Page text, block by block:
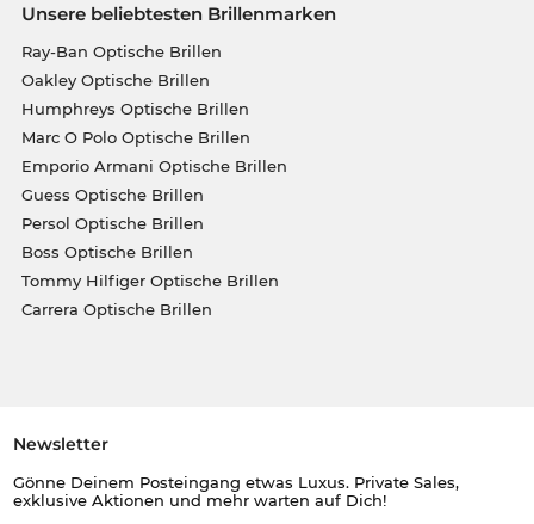
Unsere beliebtesten Brillenmarken
Ray-Ban Optische Brillen
Oakley Optische Brillen
Humphreys Optische Brillen
Marc O Polo Optische Brillen
Emporio Armani Optische Brillen
Guess Optische Brillen
Persol Optische Brillen
Boss Optische Brillen
Tommy Hilfiger Optische Brillen
Carrera Optische Brillen
Newsletter
Gönne Deinem Posteingang etwas Luxus. Private Sales,
exklusive Aktionen und mehr warten auf Dich!